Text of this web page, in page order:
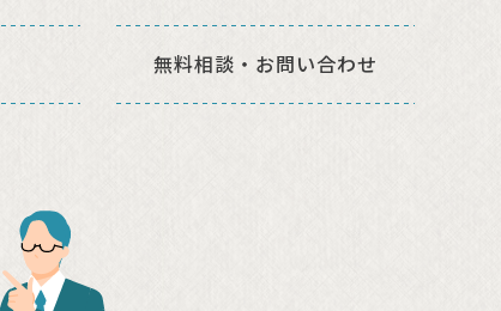
無料相談・ お問い合わせ